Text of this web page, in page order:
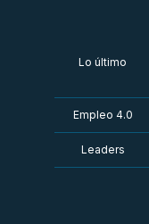
Lo último
Empleo 4.0
Leaders